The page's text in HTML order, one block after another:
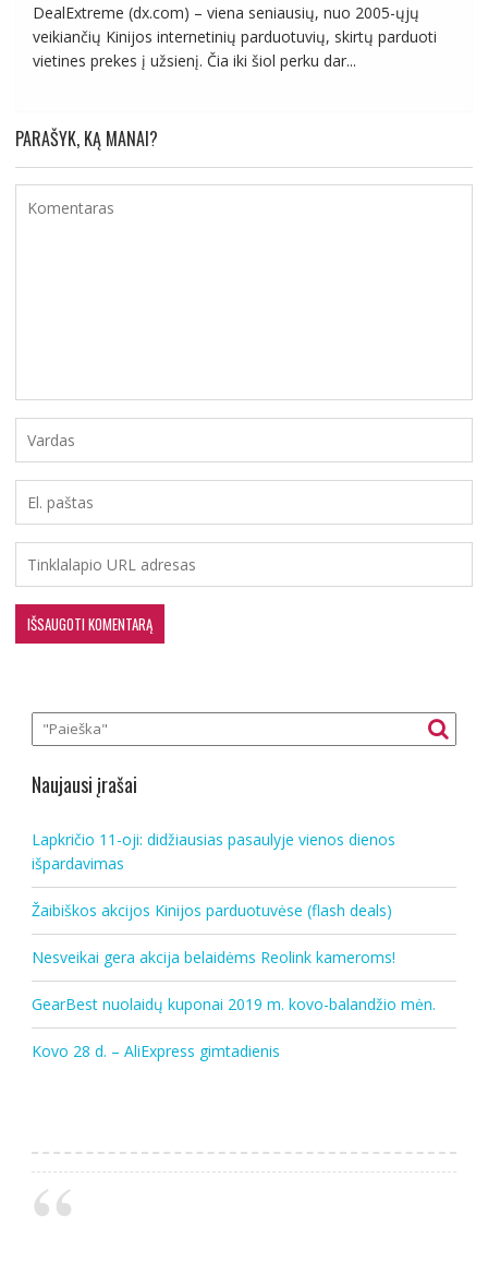
DealExtreme (dx.com) – viena seniausių, nuo 2005-ųjų
veikiančių Kinijos internetinių parduotuvių, skirtų parduoti
vietines prekes į užsienį. Čia iki šiol perku dar...
PARAŠYK, KĄ MANAI?
Naujausi įrašai
Lapkričio 11-oji: didžiausias pasaulyje vienos dienos
išpardavimas
Žaibiškos akcijos Kinijos parduotuvėse (flash deals)
Nesveikai gera akcija belaidėms Reolink kameroms!
GearBest nuolaidų kuponai 2019 m. kovo-balandžio mėn.
Kovo 28 d. – AliExpress gimtadienis